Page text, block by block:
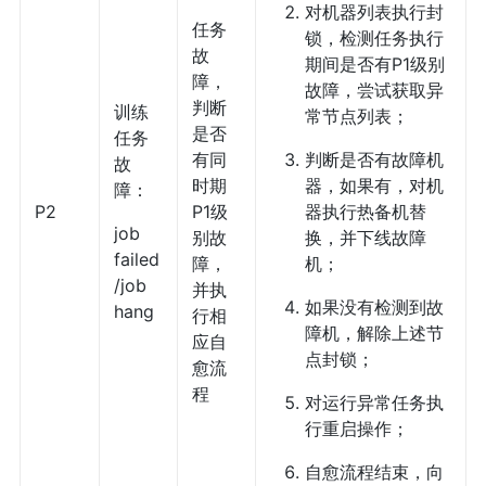
P2
训练
任务
故
障：
job
failed
/job
hang
任务
故
障，
判断
是否
有同
时期
P1级
别故
障，
并执
行相
应自
愈流
程
对机器列表执行封
锁，检测任务执行
期间是否有P1级别
故障，尝试获取异
常节点列表；
判断是否有故障机
器，如果有，对机
器执行热备机替
换，并下线故障
机；
如果没有检测到故
障机，解除上述节
点封锁；
对运行异常任务执
行重启操作；
自愈流程结束，向